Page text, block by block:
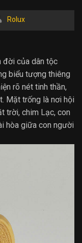
Rolux
đời của dân tộc
biểu tượng thiêng
rõ nét tinh thần,
Mặt trống là nơi hội
trời, chim Lạc, con
hòa giữa con người